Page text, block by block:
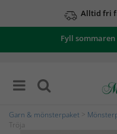
Alltid fri
Fyll
Garn & mönsterpaket
Tröja